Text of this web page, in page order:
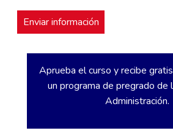
Aprueba el curso y recibe
un programa de pregrado de
Administración.